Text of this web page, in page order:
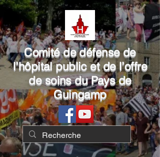
Comité de défense de
l’hôpital public et de l’offre
de soins du Pays de
Guingamp